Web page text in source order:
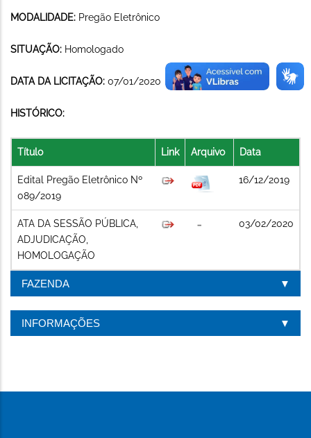
MODALIDADE: Pregão Eletrônico
SITUAÇÃO: Homologado
DATA DA LICITAÇÃO: 07/01/2020
HISTÓRICO:
Título Link Arquivo Data
Edital Pregão Eletrônico Nº
089/2019
16/12/2019
ATA DA SESSÃO PÚBLICA,
ADJUDICAÇÃO,
HOMOLOGAÇÃO
03/02/2020
FAZENDA
INFORMAÇÕES